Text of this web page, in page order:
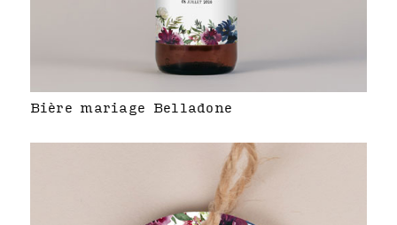
Bière mariage Belladone